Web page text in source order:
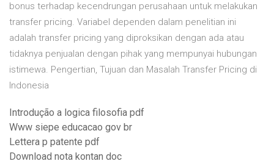
bonus terhadap kecendrungan perusahaan untuk melakukan
transfer pricing. Variabel dependen dalam penelitian ini
adalah transfer pricing yang diproksikan dengan ada atau
tidaknya penjualan dengan pihak yang mempunyai hubungan
istimewa. Pengertian, Tujuan dan Masalah Transfer Pricing di
Indonesia
Introdução a logica filosofia pdf
Www siepe educacao gov br
Lettera p patente pdf
Download nota kontan doc